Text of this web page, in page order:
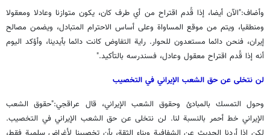
وأضاف:"الآن أيضا، إذا قُدم اقتراح من أي طرف كان، يكون متوازنا وعادلا ومعقولا
ومنطقيا، ويتم من موقع المساواة وعلى أساس الاحترام المتبادل، ويضمن مصالح
إيران، فنحن دائما مستعدون للحوار. راية التفاوض كانت دائما بأيدينا، وأؤكد اليوم
أنه إذا قُدم اقتراح معقول وعادل، فسندرسه بالتأكيد."
لن نتخلى عن حق الشعب الإيراني في التخصيب
وحول التمسك بالمبادئ وحقوق الشعب الإيراني، قال عراقجي:"حقوق الشعب
الإيراني خط أحمر بالنسبة لنا. لن نتخلى عن حق الشعب الإيراني في التخصيب.